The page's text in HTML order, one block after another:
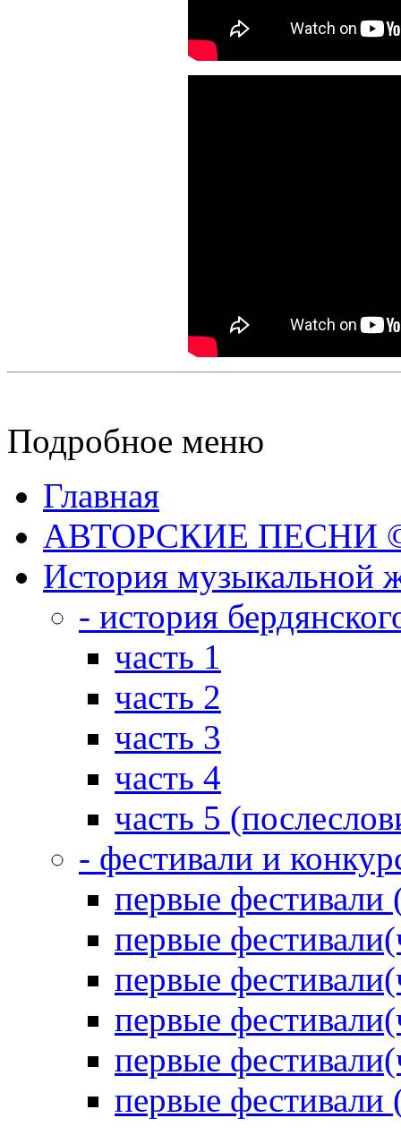
Подробное меню
Главная
АВТОРСКИЕ ПЕСНИ ©
История музыкальной
- история
часть 1
часть 2
часть 3
часть 4
часть 5
- фестивали и
первые фестивали
первые
первые
первые
первые
первые фестивали